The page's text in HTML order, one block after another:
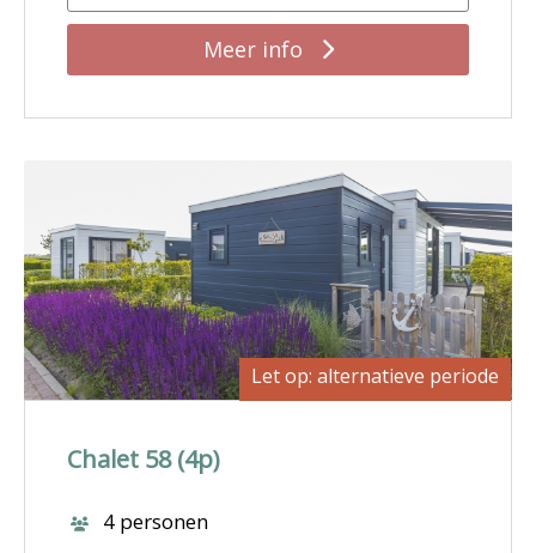
Meer info
Let op: alternatieve periode
Chalet 58 (4p)
4 personen